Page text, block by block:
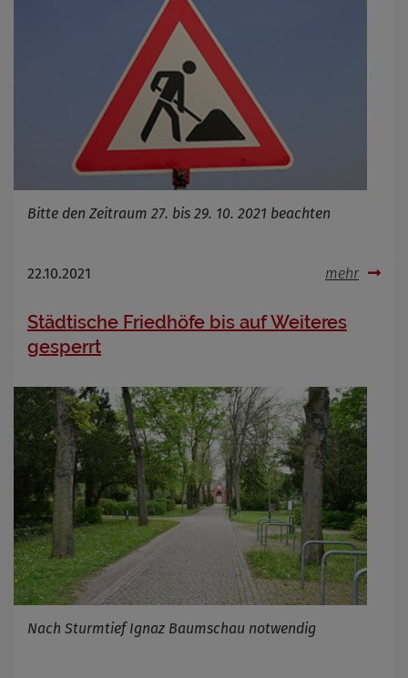
Bitte den Zeitraum 27. bis 29. 10. 2021 beachten
22.10.2021 mehr
Städtische Friedhöfe bis auf Weiteres
gesperrt
Nach Sturmtief Ignaz Baumschau notwendig